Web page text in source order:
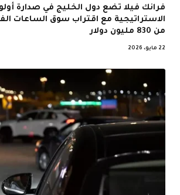
فرانك فيلا تضع دول الخليج في صدارة
الاستراتيجية مع اقتراب سوق الساعات
من 830 مليون دولار
22 مايو، 2026